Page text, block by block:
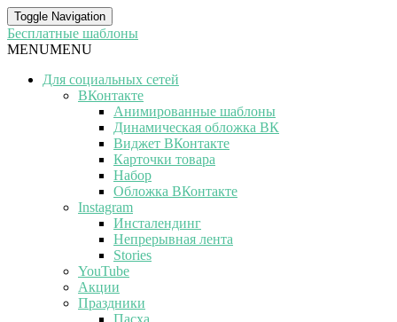
Toggle Navigation
Бесплатные шаблоны
MENUMENU
Для социальных сетей
ВКонтакте
Анимированные шаблоны
Динамическая обложка ВК
Виджет ВКонтакте
Карточки товара
Набор
Обложка ВКонтакте
Instagram
Инсталендинг
Непрерывная лента
Stories
YouTube
Акции
Праздники
Пасха